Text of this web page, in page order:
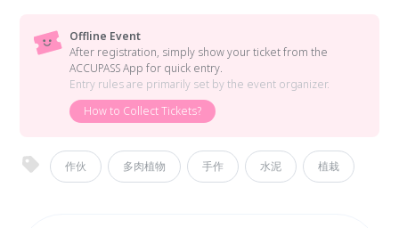
Offline Event
After registration, simply show your ticket from the
ACCUPASS App for quick entry.
Entry rules are primarily set by the event organizer.
How to Collect Tickets?
作伙 多肉植物 手作 水泥 植栽